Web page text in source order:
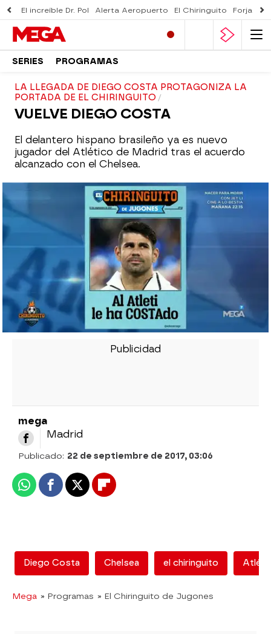
El increíble Dr. Pol Alerta Aeropuerto El Chiringuito Forjado
SERIES PROGRAMAS
LA LLEGADA DE DIEGO COSTA PROTAGONIZA LA
PORTADA DE EL CHIRINGUITO
VUELVE DIEGO COSTA
El delantero hispano brasileño ya es nuevo
jugador del Atlético de Madrid tras el acuerdo
alcanzado con el Chelsea.
mega
Madrid
Publicado: 22 de septiembre de 2017, 03:06
WhatsappFacebook
X Flipboard
Diego Costa Chelsea el chiringuito
Mega » Programas » El Chiringuito de Jugones